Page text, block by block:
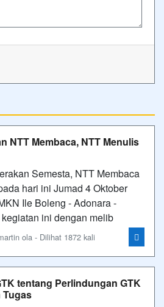
NTT Membaca, NTT Menulis
Semesta, NTT Membaca
hari ini Jumad 4 Oktober
Ile Boleng - Adonara -
ini dengan melib
ola - Dilihat 1872 kali
tentang Perlindungan GTK
Tugas